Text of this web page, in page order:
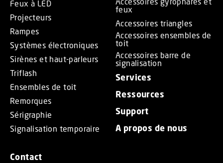
Feux à LED
Projecteurs
Rampes
Systèmes électroniques
Sirènes et haut-parleurs
Triflash
Ensembles de toit
Remorques
Sérigraphie
Signalisation temporaire
feux
Accessoires triangles
Accessoires ensembles de
toit
Accessoires barre de
signalisation
Services
Ressources
Support
A propos de nous
Contact